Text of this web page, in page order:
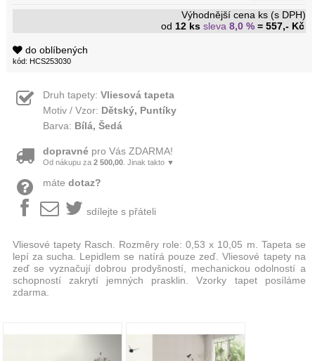
Výhodnější cena ks (s DPH)
od 12 ks sleva 8,0 % = 557,- Kč
do oblíbených
kód: HCS253030
Druh tapety: Vliesová tapeta
Motiv / Vzor: Dětský, Puntíky
Barva: Bílá, Šedá
dopravnépro Vás ZDARMA!
Od nákupu za 2 500,00. Jinak takto ▼
máte dotaz?
sdílejte s přáteli
Vliesové tapety Rasch. Rozměry role: 0,53 x 10,05 m. Tapeta se
lepí za sucha. Lepidlem se natírá pouze zeď. Vliesové tapety na
zeď se vyznačují dobrou prodyšností, mechanickou odolností a
schopností zakrytí jemných prasklin. Vzorky tapet posíláme
zdarma.